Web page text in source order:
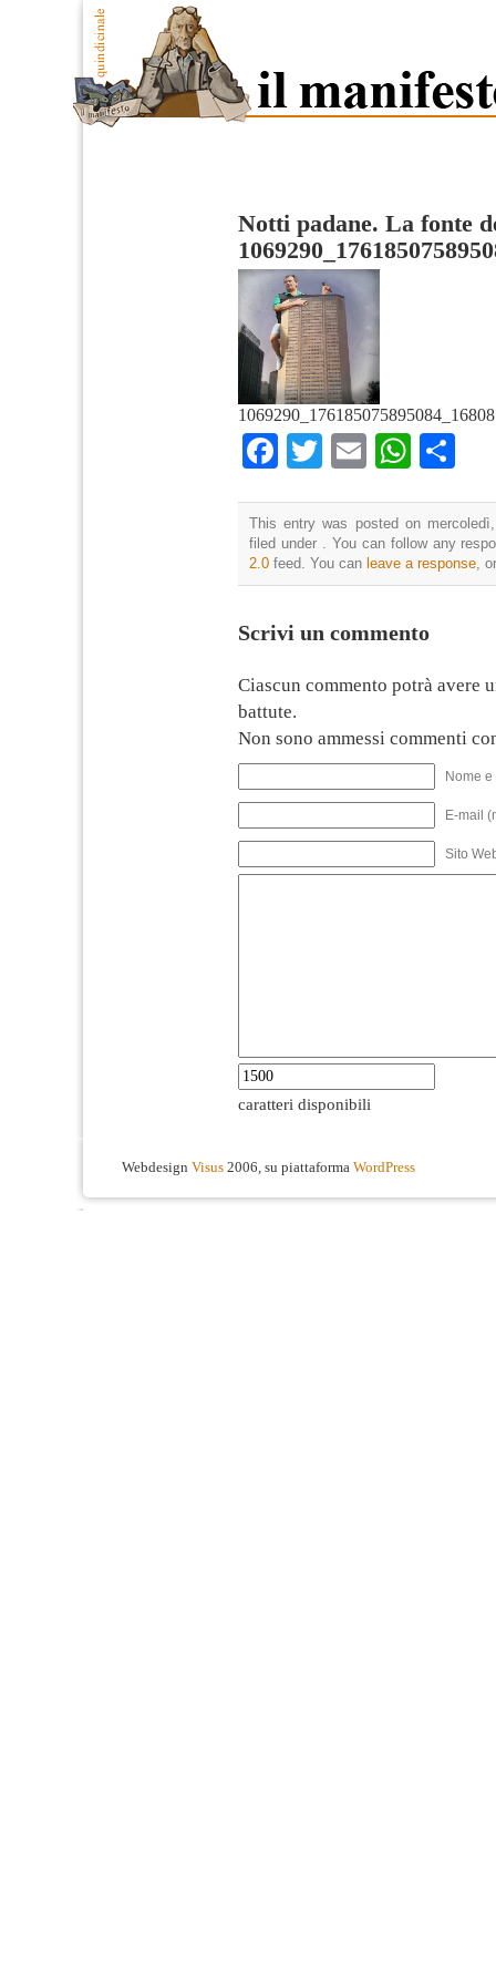
Notti padane. La fonte
Facebook
TwitterEmail
This entry was posted on
filed under . You can follow any
2.0 feed. You can leave a response,
Scrivi un commento
Ciascun commento potrà avere
battute.
Non sono ammessi commenti
Nome
E-mail
Sito
caratteri disponibili
Webdesign Visus 2006, su piattaforma WordPress